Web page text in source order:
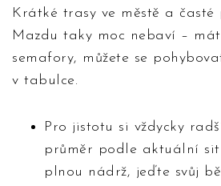
Krátké trasy ve městě a časté
Mazdu taky moc nebaví –
semafory, můžete se
v tabulce.
Pro jistotu si vždycky
průměr podle aktuální
plnou nádrž, jeďte svůj